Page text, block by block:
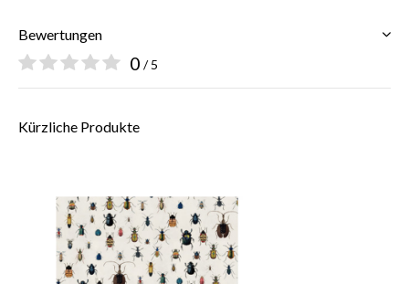
Bewertungen
0 / 5
Kürzliche Produkte